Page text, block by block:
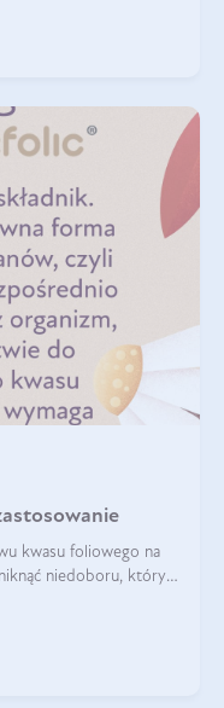
kwasu foliowego na
niedoboru, który